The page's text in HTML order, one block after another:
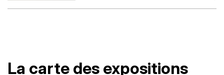
La carte des expositions